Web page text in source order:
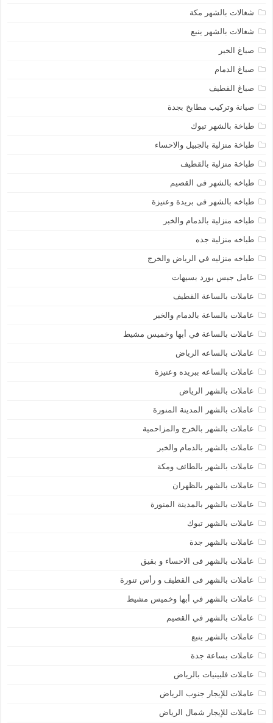
شغالات بالشهر مكة
شغالات بالشهر ينبع
صباغ الخبر
صباغ الدمام
صباغ القطيف
صيانة وتركيب مطابخ بجدة
طباخة بالشهر تبوك
طباخة منزلية بالجبيل والاحساء
طباخة منزلية بالقطيف
طباخه بالشهر فى القصيم
طباخه بالشهر فى بريدة وعنيزة
طباخه منزلية بالدمام والخبر
طباخه منزلية جده
طباخه منزليه في الرياض والخرج
عامل جبس بورد بسيهات
عاملات بالساعة القطيف
عاملات بالساعة بالدمام والخبر
عاملات بالساعة في أبها وخميس مشيط
عاملات بالساعه الرياض
عاملات بالساعه ببريده وعنيزة
عاملات بالشهر الرياض
عاملات بالشهر المدينة المنورة
عاملات بالشهر بالخرج والمزاحمية
عاملات بالشهر بالدمام والخبر
عاملات بالشهر بالطائف ومكة
عاملات بالشهر بالظهران
عاملات بالشهر بالمدينة المنورة
عاملات بالشهر تبوك
عاملات بالشهر جدة
عاملات بالشهر فى الاحساء و بقيق
عاملات بالشهر فى القطيف و رأس تنورة
عاملات بالشهر في أبها وخميس مشيط
عاملات بالشهر في القصيم
عاملات بالشهر ينبع
عاملات بساعة جدة
عاملات فلبينيات بالرياض
عاملات للإيجار جنوب الرياض
عاملات للإيجار شمال الرياض